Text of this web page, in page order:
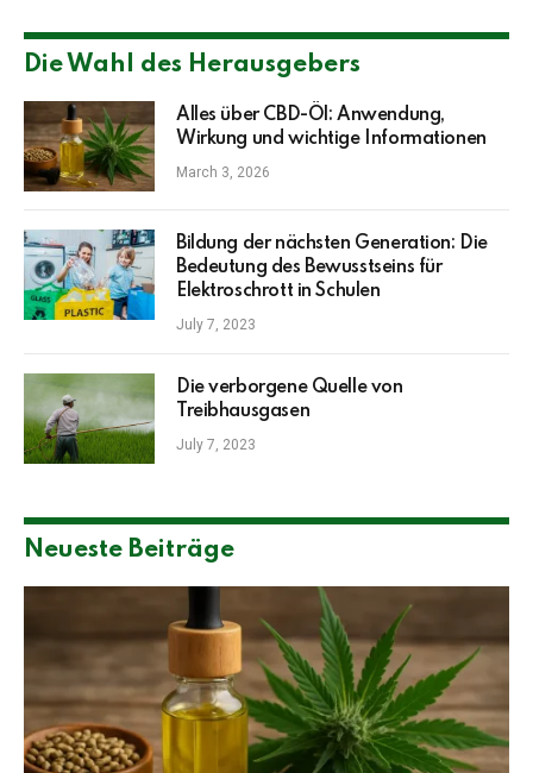
Die Wahl des Herausgebers
Alles über CBD-Öl: Anwendung,
Wirkung und wichtige Informationen
March 3, 2026
Bildung der nächsten Generation: Die
Bedeutung des Bewusstseins für
Elektroschrott in Schulen
July 7, 2023
Die verborgene Quelle von
Treibhausgasen
July 7, 2023
Neueste Beiträge